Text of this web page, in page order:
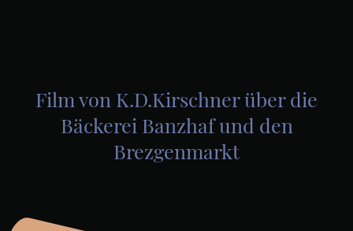
Film von K.D.Kirschner über die
Bäckerei Banzhaf und den
Brezgenmarkt